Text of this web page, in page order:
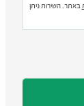
באתר. השירות ניתן